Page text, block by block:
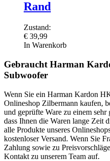
Rand
Zustand:
€ 39,99
In Warenkorb
Gebraucht Harman
Subwoofer
Wenn Sie ein Harman Kardon
Onlineshop Zilbermann kaufen,
und geprüfte Ware zu einem
dass Ihnen die Waren lange Zeit
alle Produkte unseres
kostenloser Versand. Wenn Sie
Zahlung sowie zu
Kontakt zu unserem Team auf.